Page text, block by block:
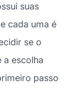
suas
cada uma é
se o
a escolha
passo